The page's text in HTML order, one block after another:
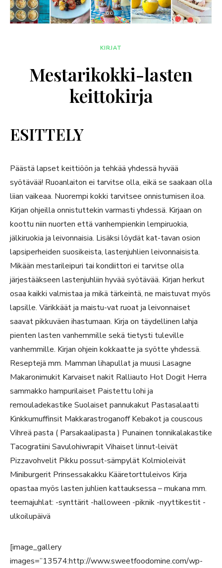
KIRJAT
Mestarikokki-lasten
keittokirja
ESITTELY
Päästä lapset keittiöön ja tehkää yhdessä hyvää
syötävää! Ruoanlaiton ei tarvitse olla, eikä se saakaan olla
liian vaikeaa. Nuorempi kokki tarvitsee onnistumisen iloa.
Kirjan ohjeilla onnistuttekin varmasti yhdessä. Kirjaan on
koottu niin nuorten että vanhempienkin lempiruokia,
jälkiruokia ja leivonnaisia. Lisäksi löydät kat-tavan osion
lapsiperheiden suosikeista, lastenjuhlien leivonnaisista.
Mikään mestarileipuri tai kondiittori ei tarvitse olla
järjestääkseen lastenjuhliin hyvää syötävää. Kirjan herkut
osaa kaikki valmistaa ja mikä tärkeintä, ne maistuvat myös
lapsille. Värikkäät ja maistu-vat ruoat ja leivonnaiset
saavat pikkuväen ihastumaan. Kirja on täydellinen lahja
pienten lasten vanhemmille sekä tietysti tuleville
vanhemmille. Kirjan ohjein kokkaatte ja syötte yhdessä.
Reseptejä mm. Mamman lihapullat ja muusi Lasagne
Makaronimukit Karvaiset nakit Ralliauto Hot Dogit Herra
sammakko hampurilaiset Paistettu lohi ja
remouladekastike Suolaiset pannukakut Pastasalaatti
Kinkkumuffinsit Makkarastroganoff Kebakot ja couscous
Vihreä pasta ( Parsakaalipasta ) Punainen tonnikalakastike
Tacogratiini Savulohiwrapit Vihaiset linnut-leivät
Pizzavohvelit Pikku possut-sämpylät Kolmioleivät
Miniburgerit Prinsessakakku Kääretorttuleivos Kirja
opastaa myös lasten juhlien kattauksessa – mukana mm.
teemajuhlat: -synttärit -halloween -piknik -nyyttikestit -
ulkoilupäivä
[image_gallery
images=”13574:http://www.sweetfoodomine.com/wp-